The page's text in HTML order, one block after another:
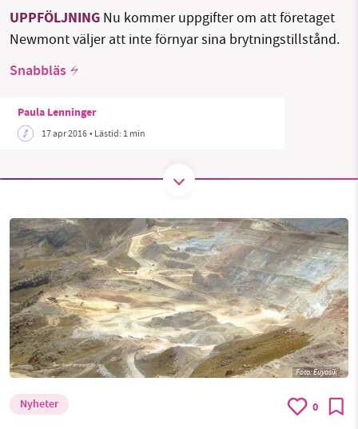
UPPFÖLJNING Nu kommer uppgifter om att företaget
Newmont väljer att inte förnyar sina brytningstillstånd.
Snabbläs
Paula Lenninger
17 apr 2016• Lästid: 1 min
Foto:Euyasik
Nyheter 0
SMB kämpar för en hållbar framtid. Sedan
starten 2010 har vår ideella redaktion drivit
nyhetsbevakning och granskningar. Nu vill vi
Läs vad vi vill göra